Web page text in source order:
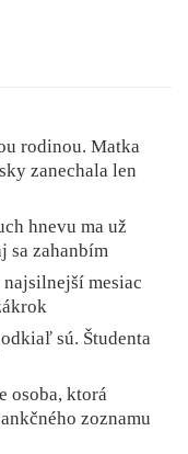
rodinou. Matka
zanechala len
hnevu ma už
sa zahanbím
mesiac
sú. Študenta
osoba, ktorá
zoznamu